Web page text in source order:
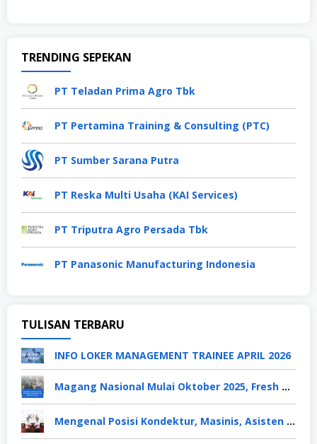
TRENDING SEPEKAN
PT Teladan Prima Agro Tbk
PT Pertamina Training & Consulting (PTC)
PT Sumber Sarana Putra
PT Reska Multi Usaha (KAI Services)
PT Triputra Agro Persada Tbk
PT Panasonic Manufacturing Indonesia
TULISAN TERBARU
INFO LOKER MANAGEMENT TRAINEE APRIL 2026
Magang Nasional Mulai Oktober 2025, Fresh Graduate Dapat Gaji UMP Selama 6 Bulan
Mengenal Posisi Kondektur, Masinis, Asisten PPKA, Pemeliharaan Sarana dan Prasarana, Polsuska (Polisi Khusus Kereta Api), di PT KAI